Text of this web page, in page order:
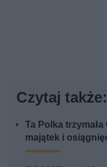
Czytaj także:
Ta Polka
majątek i